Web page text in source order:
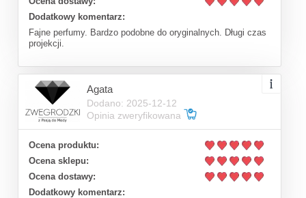
Dodatkowy komentarz:
Fajne perfumy. Bardzo podobne do oryginalnych. Długi czas
projekcji.
Agata
Dodano: 2025-12-12
Opinia zweryfikowana
Ocena produktu:
Ocena sklepu:
Ocena dostawy:
Dodatkowy komentarz: